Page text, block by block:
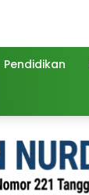
Pendidikan